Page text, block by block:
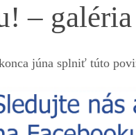
–
júna splniť túto